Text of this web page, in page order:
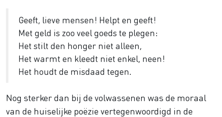
Geeft, lieve mensen! Helpt en geeft!
Met geld is zoo veel goeds te plegen:
Het stilt den honger niet alleen,
Het warmt en kleedt niet enkel, neen!
Het houdt de misdaad tegen.
Nog sterker dan bij de volwassenen was de moraal
van de huiselijke poëzie vertegenwoordigd in de